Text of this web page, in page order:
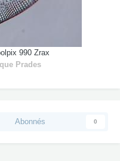
990 Zrax
Prades
Abonnés 0